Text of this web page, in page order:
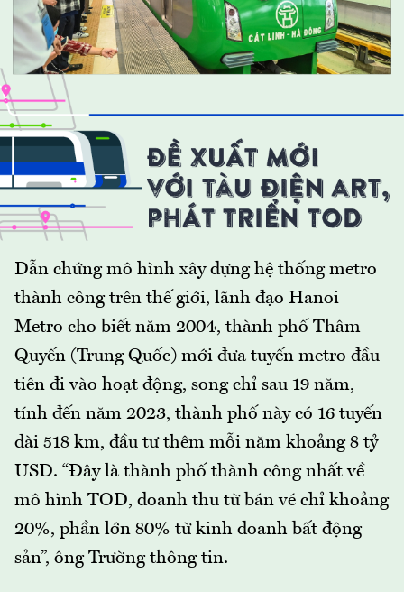
Dẫn chứng mô hình xây dựng hệ thống metro
thành công trên thế giới, lãnh đạo Hanoi
Metro cho biết năm 2004, thành phố Thâm
Quyến (Trung Quốc) mới đưa tuyến metro đầu
tiên đi vào hoạt động, song chỉ sau 19 năm,
tính đến năm 2023, thành phố này có 16 tuyến
dài 518 km, đầu tư thêm mỗi năm khoảng 8 tỷ
USD. “Đây là thành phố thành công nhất về
mô hình TOD, doanh thu từ bán vé chỉ khoảng
20%, phần lớn 80% từ kinh doanh bất động
sản”, ông Trường thông tin.